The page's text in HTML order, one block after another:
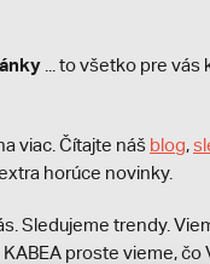
... to všetko pre
viac. Čítajte náš blog,
horúce novinky.
Sledujeme trendy.
proste vieme, čo